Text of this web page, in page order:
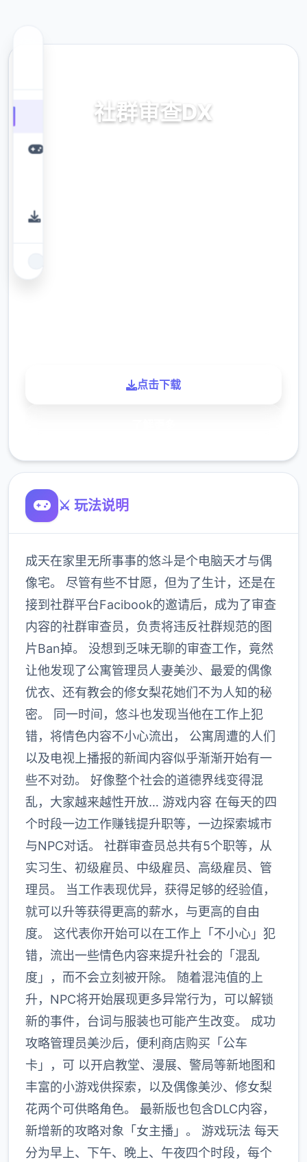
社群审查DX
点击下载
⚔️ 玩法说明
成天在家里无所事事的悠斗是个电脑天才与偶
像宅。 尽管有些不甘愿，但为了生计，还是在
接到社群平台Facibook的邀请后，成为了审查
内容的社群审查员，负责将违反社群规范的图
片Ban掉。 没想到乏味无聊的审查工作，竟然
让他发现了公寓管理员人妻美沙、最爱的偶像
优衣、还有教会的修女梨花她们不为人知的秘
密。 同一时间，悠斗也发现当他在工作上犯
错，将情色内容不小心流出， 公寓周遭的人们
以及电视上播报的新闻内容似乎渐渐开始有一
些不对劲。 好像整个社会的道德界线变得混
乱，大家越来越性开放… 游戏内容 在每天的四
个时段一边工作赚钱提升职等，一边探索城市
与NPC对话。 社群审查员总共有5个职等，从
实习生、初级雇员、中级雇员、高级雇员、管
理员。 当工作表现优异，获得足够的经验值，
就可以升等获得更高的薪水，与更高的自由
度。 这代表你开始可以在工作上「不小心」犯
错，流出一些情色内容来提升社会的「混乱
度」，而不会立刻被开除。 随着混沌值的上
升，NPC将开始展现更多异常行为，可以解锁
新的事件，台词与服装也可能产生改变。 成功
攻略管理员美沙后，便利商店购买「公车
卡」，可 以开启教堂、漫展、警局等新地图和
丰富的小游戏供探索，以及偶像美沙、修女梨
花两个可供略角色。 最新版也包含DLC内容，
新增新的攻略对象「女主播」。 游戏玩法 每天
分为早上、下午、晚上、午夜四个时段，每个